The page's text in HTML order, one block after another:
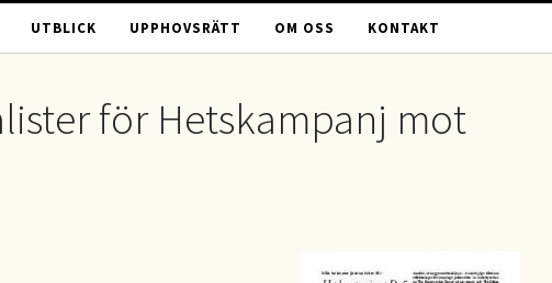
UTBLICK UPPHOVSRÄTT OM OSS KONTAKT
för Hetskampanj mot